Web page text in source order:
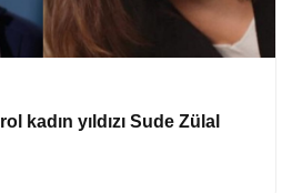
kadın yıldızı Sude Zülal